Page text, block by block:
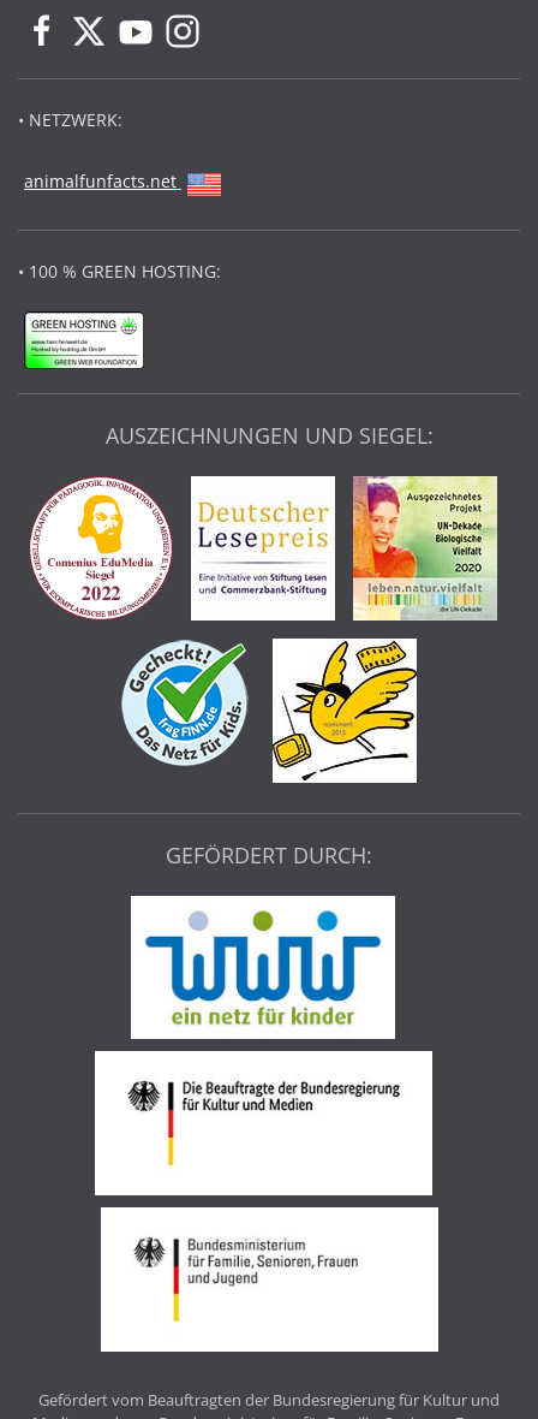
• NETZWERK:
animalfunfacts.net
• 100 % GREEN HOSTING:
AUSZEICHNUNGEN UND SIEGEL:
GEFÖRDERT DURCH:
Gefördert vom Beauftragten der Bundesregierung für Kultur und